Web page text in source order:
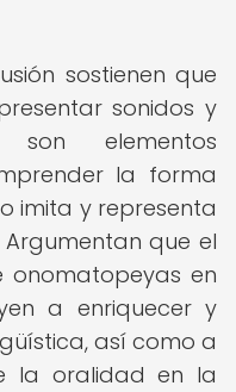
sostienen que
sonidos y
son elementos
la forma
imita y representa
que el
onomatopeyas en
a enriquecer y
así como a
la oralidad en la